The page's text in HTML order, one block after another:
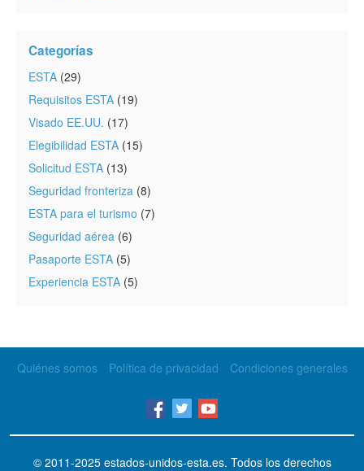
Categorías
ESTA (29)
Requisitos ESTA (19)
Visado EE.UU. (17)
Elegibilidad ESTA (15)
Solicitud ESTA (13)
Seguridad fronteriza (8)
ESTA para el turismo (7)
Seguridad aérea (6)
Pasaporte ESTA (5)
Experiencia ESTA (5)
Quiénes somos Política de privacidad Condiciones generales
© 2011-2025 estados-unidos-esta.es. Todos los derechos